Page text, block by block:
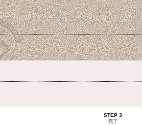
STEP 3
完了